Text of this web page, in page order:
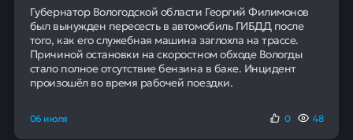
Страны, в значительной степени зависящие от
импорта энергоносителей с Ближнего Востока, также
планируют совместно работать над наращиванием
стратегических резервов нефти в Индо-
Тихоокеанском регионе. Эта работа будет вестись в
рамках ранее достигнутых финансовых